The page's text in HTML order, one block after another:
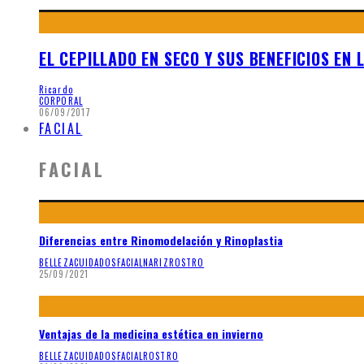
EL CEPILLADO EN SECO Y SUS BENEFICIOS EN
Ricardo
CORPORAL
06/09/2017
FACIAL
FACIAL
Diferencias entre Rinomodelación y Rinoplastia
BELLEZACUIDADOSFACIALNARIZROSTRO
25/09/2021
Ventajas de la medicina estética en invierno
BELLEZACUIDADOSFACIALROSTRO